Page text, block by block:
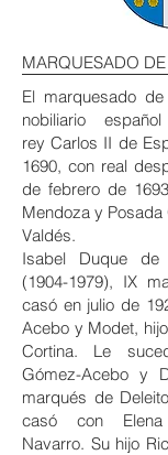
MARQUESADO
El marquesado
nobiliario español
reyCarlos II de
1690, con real
de febrero de
Mendoza y
Valdés.
Isabel Duque de
(1904-1979), IX
casó en julio de
Acebo y Modet,
Cortina. Le
Gómez-Acebo y
marqués de
casó con Elena
Navarro. Su hijo